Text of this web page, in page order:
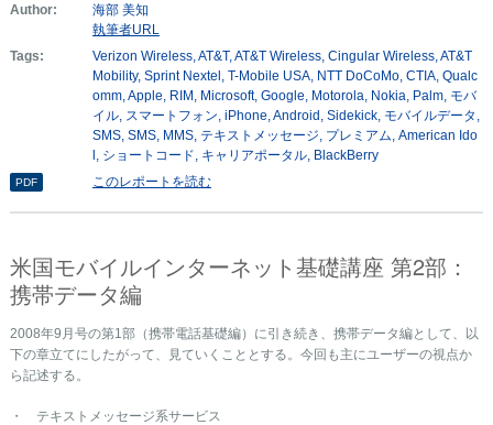
Author:
海部 美知
執筆者URL
Tags:
Verizon Wireless AT&T AT&T Wireless Cingular Wireless AT&T
Mobility Sprint Nextel T-Mobile USA NTT DoCoMo CTIA Qualc
omm Apple RIM Microsoft Google Motorola Nokia Palm モバ
イル スマートフォン iPhone Android Sidekick モバイルデータ
SMS SMS MMS テキストメッセージ プレミアム American Ido
l ショートコード キャリアポータル BlackBerry
PDF このレポートを読む
米国モバイルインターネット基礎講座 第2部：
携帯データ編
2008年9月号の第1部（携帯電話基礎編）に引き続き、携帯データ編として、以
下の章立てにしたがって、見ていくこととする。今回も主にユーザーの視点か
ら記述する。
・ テキストメッセージ系サービス